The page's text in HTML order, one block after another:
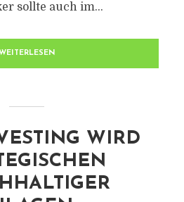
sollte auch im...
WEITERLESEN
WIRD